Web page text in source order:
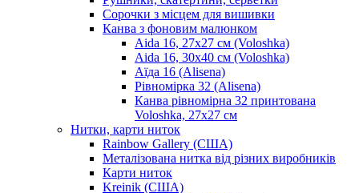
Сорочки з місцем для вишивки
Канва з фоновим малюнком
Aida 16, 27х27 см (Voloshka)
Aida 16, 30х40 см (Voloshka)
Аїда 16 (Alisena)
Рівномірка 32 (Alisena)
Канва рівномірна 32 принтована
Voloshka, 27х27 см
Нитки, карти ниток
Rainbow Gallery (США)
Металізована нитка від різних виробників
Карти ниток
Kreinik (США)